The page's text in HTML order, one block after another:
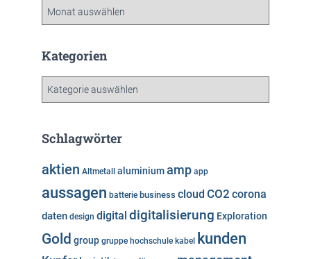
h
Kategorien
g
r
i
n
Schlagwörter
aktien Altmetall aluminiumamp app
aussagen batterie business cloud CO2 corona
daten design digital digitalisierung Exploration
Gold group gruppe hochschule kabel kunden